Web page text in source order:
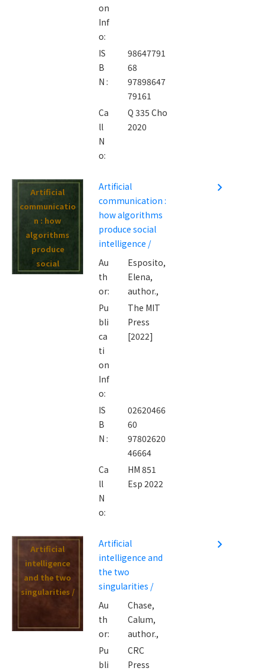
on
Inf
o:
IS
B
N :
98647791
68
97898647
79161
Ca
ll
N
o:
Q 335 Cho
2020
Artificial
communicatio
n : how
algorithms
produce
social
intelligence /
Artificial
communication :
how algorithms
produce social
intelligence /
Au
th
or:
Esposito,
Elena,
author.,
Pu
bli
ca
ti
on
Inf
o:
The MIT
Press
[2022]
IS
B
N :
02620466
60
97802620
46664
Ca
ll
N
o:
HM 851
Esp 2022
navigate_next
Artificial
intelligence
and the two
singularities /
Artificial
intelligence and
the two
singularities /
Au
th
or:
Chase,
Calum,
author.,
Pu
bli
CRC
Press
navigate_next